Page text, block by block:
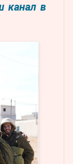
канал в